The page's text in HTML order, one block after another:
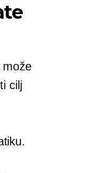
može
cilj